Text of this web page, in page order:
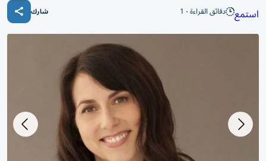
استمع دقائق القراءة - 1 شارك